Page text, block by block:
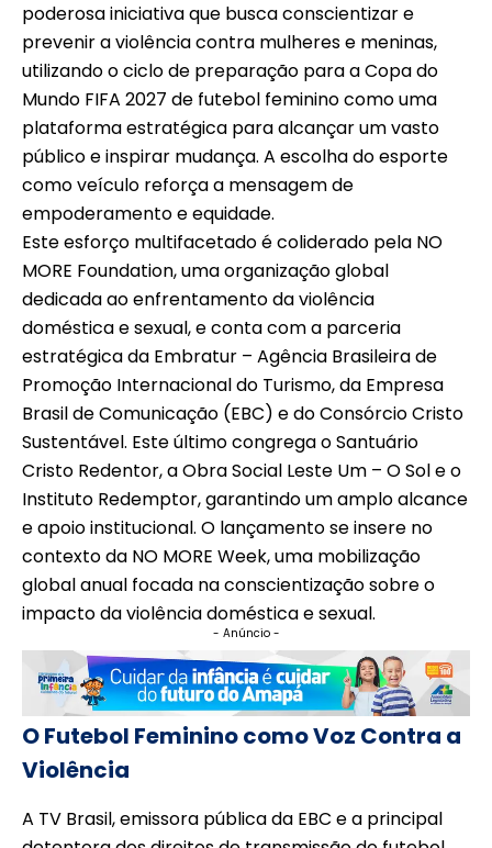
poderosa iniciativa que busca conscientizar e
prevenir a violência contra mulheres e meninas,
utilizando o ciclo de preparação para a Copa do
Mundo FIFA 2027 de futebol feminino como uma
plataforma estratégica para alcançar um vasto
público e inspirar mudança. A escolha do esporte
como veículo reforça a mensagem de
empoderamento e equidade.
Este esforço multifacetado é coliderado pela NO
MORE Foundation, uma organização global
dedicada ao enfrentamento da violência
doméstica e sexual, e conta com a parceria
estratégica da Embratur – Agência Brasileira de
Promoção Internacional do Turismo, da Empresa
Brasil de Comunicação (EBC) e do Consórcio Cristo
Sustentável. Este último congrega o Santuário
Cristo Redentor, a Obra Social Leste Um – O Sol e o
Instituto Redemptor, garantindo um amplo alcance
e apoio institucional. O lançamento se insere no
contexto da NO MORE Week, uma mobilização
global anual focada na conscientização sobre o
impacto da violência doméstica e sexual.
- Anúncio -
O Futebol Feminino como Voz Contra a
Violência
A TV Brasil, emissora pública da EBC e a principal